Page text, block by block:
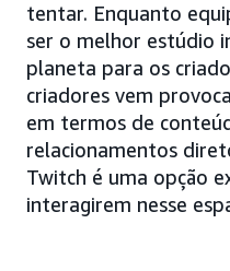
tentar. Enquanto
ser o melhor estúdio
planeta para os
criadores vem
em termos de
relacionamentos
Twitch é uma opção
interagirem nesse